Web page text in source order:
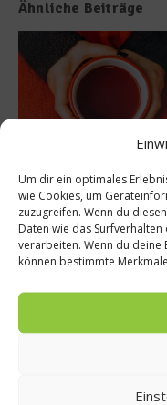
Um dir ein optimales
wie Cookies, um
zuzugreifen. Wenn du
Daten wie das
verarbeiten. Wenn du deine
können bestimmte
Ähnliche Beiträge
und Co.?
18. November 2024
Buchtipp